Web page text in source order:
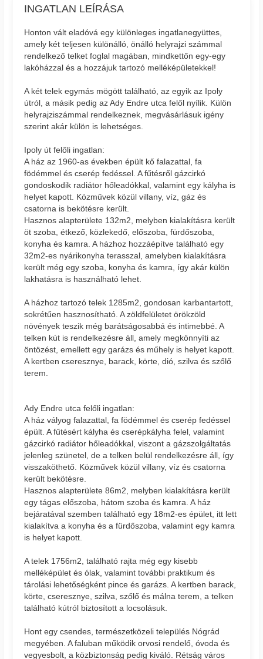
INGATLAN LEÍRÁSA
Honton vált eladóvá egy különleges ingatlanegyüttes,
amely két teljesen különálló, önálló helyrajzi számmal
rendelkező telket foglal magában, mindkettőn egy-egy
lakóházzal és a hozzájuk tartozó melléképületekkel!
A két telek egymás mögött található, az egyik az Ipoly
útról, a másik pedig az Ady Endre utca felől nyílik. Külön
helyrajziszámmal rendelkeznek, megvásárlásuk igény
szerint akár külön is lehetséges.
Ipoly út felőli ingatlan:
A ház az 1960-as években épült kő falazattal, fa
födémmel és cserép fedéssel. A fűtésről gázcirkó
gondoskodik radiátor hőleadókkal, valamint egy kályha is
helyet kapott. Közművek közül villany, víz, gáz és
csatorna is bekötésre került.
Hasznos alapterülete 132m2, melyben kialakításra került
öt szoba, étkező, közlekedő, előszoba, fürdőszoba,
konyha és kamra. A házhoz hozzáépítve található egy
32m2-es nyárikonyha terasszal, amelyben kialakításra
került még egy szoba, konyha és kamra, így akár külön
lakhatásra is használható lehet.
A házhoz tartozó telek 1285m2, gondosan karbantartott,
sokrétűen hasznosítható. A zöldfelületet örökzöld
növények teszik még barátságosabbá és intimebbé. A
telken kút is rendelkezésre áll, amely megkönnyíti az
öntözést, emellett egy garázs és műhely is helyet kapott.
A kertben cseresznye, barack, körte, dió, szilva és szőlő
terem.
Ady Endre utca felőli ingatlan:
A ház vályog falazattal, fa födémmel és cserép fedéssel
épült. A fűtésért kályha és cserépkályha felel, valamint
gázcirkó radiátor hőleadókkal, viszont a gázszolgáltatás
jelenleg szünetel, de a telken belül rendelkezésre áll, így
visszaköthető. Közművek közül villany, víz és csatorna
került bekötésre.
Hasznos alapterülete 86m2, melyben kialakításra került
egy tágas előszoba, hátom szoba és kamra. A ház
bejáratával szemben található egy 18m2-es épület, itt lett
kialakítva a konyha és a fürdőszoba, valamint egy kamra
is helyet kapott.
A telek 1756m2, található rajta még egy kisebb
melléképület és ólak, valamint további praktikum és
tárolási lehetőségként pince és garázs. A kertben barack,
körte, cseresznye, szilva, szőlő és málna terem, a telken
található kútról biztosított a locsolásuk.
Hont egy csendes, természetközeli település Nógrád
megyében. A faluban működik orvosi rendelő, óvoda és
vegyesbolt, a közbiztonság pedig kiváló. Rétság város